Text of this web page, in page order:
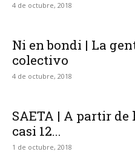
4 de octubre, 2018
Ni en bondi | La
colectivo
4 de octubre, 2018
SAETA | A partir de
casi 12...
1 de octubre, 2018